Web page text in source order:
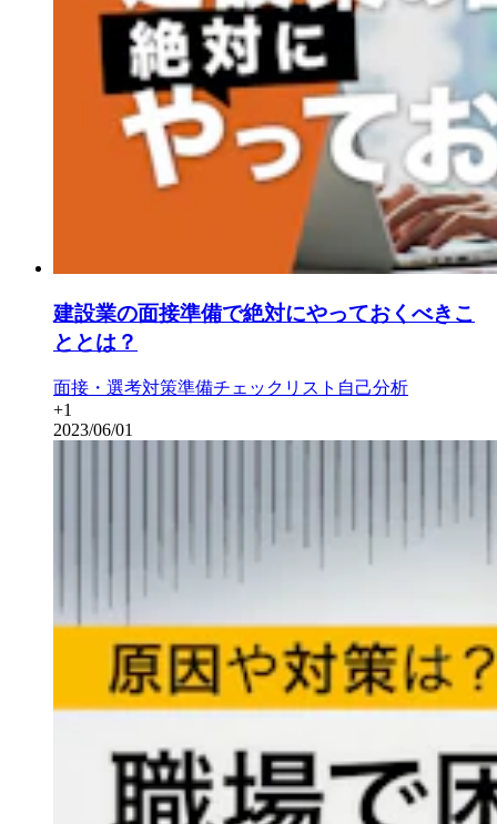
建設業の面接準備で絶対にやっておくべきこ
ととは？
面接・選考対策準備チェックリスト 自己分析
+1
2023/06/01